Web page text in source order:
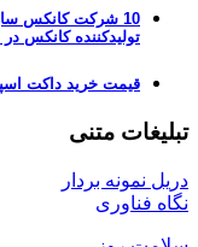
10 شرکت کانکس
تولیدکننده کانکس در
قیمت خرید داکت
تبلیغات متنی
دریل نمونه بردار
نگاه فناوری